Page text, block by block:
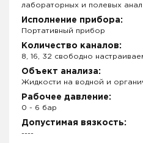
лабораторных и полевых
Исполнение прибора:
Портативный прибор
Количество каналов:
8, 16, 32 свободно
Объект анализа:
Жидкости на водной и
Рабочее давление:
0 - 6 бар
Допустимая вязкость:
----